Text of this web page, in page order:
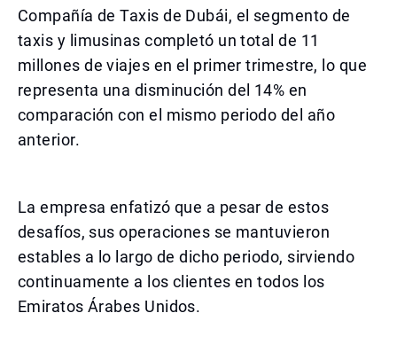
Compañía de Taxis de Dubái, el segmento de
taxis y limusinas completó un total de 11
millones de viajes en el primer trimestre, lo que
representa una disminución del 14% en
comparación con el mismo periodo del año
anterior.
La empresa enfatizó que a pesar de estos
desafíos, sus operaciones se mantuvieron
estables a lo largo de dicho periodo, sirviendo
continuamente a los clientes en todos los
Emiratos Árabes Unidos.